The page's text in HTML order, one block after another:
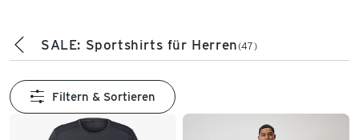
SALE: Sportshirts für Herren(47)
Filtern & Sortieren